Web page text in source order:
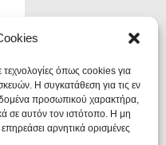
τεχνολογίες όπως cookies για
Η συγκατάθεση για τις εν
προσωπικού χαρακτήρα,
σε αυτόν τον ιστότοπο. Η μη
αρνητικά ορισμένες